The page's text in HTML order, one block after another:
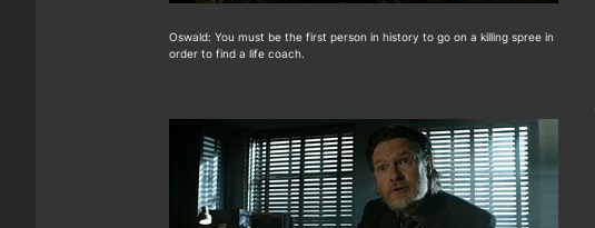
Oswald: You must be the first person in history to go on a killing spree in
order to find a life coach.